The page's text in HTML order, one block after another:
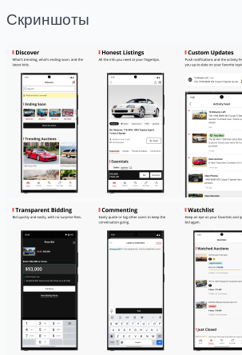
Скриншоты